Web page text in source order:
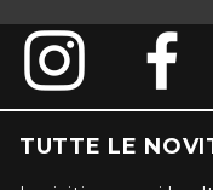
TUTTE LE